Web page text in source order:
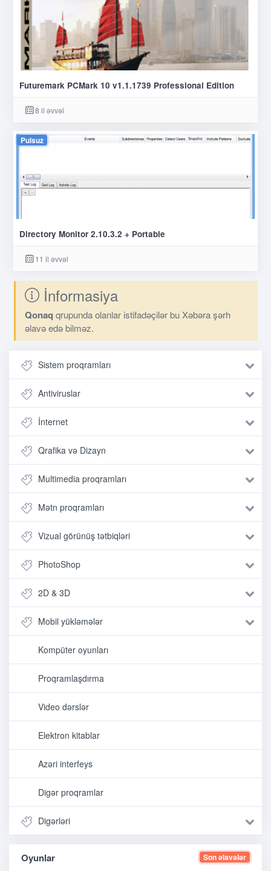
Futuremark PCMark 10 v1.1.1739 Professional Edition
8 il əvvəl
Pulsuz
Directory Monitor 2.10.3.2 + Portable
11 il əvvəl
İnformasiya
Qonaq qrupunda olanlar istifadəçilər bu Xəbəra şərh
əlavə edə bilməz.
Sistem proqramları
Antiviruslar
İnternet
Qrafika və Dizayn
Multimedia proqramları
Mətn proqramları
Vizual görünüş tətbiqləri
PhotoShop
2D & 3D
Mobil yükləmələr
Kompüter oyunları
Proqramlaşdırma
Video dərslər
Elektron kitablar
Azəri interfeys
Digər proqramlar
Digərləri
Oyunlar Son əlavələr